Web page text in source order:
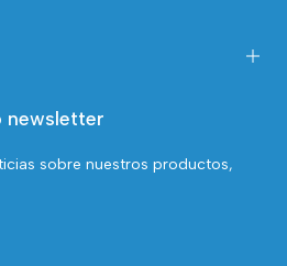
newsletter
sobre nuestros productos,